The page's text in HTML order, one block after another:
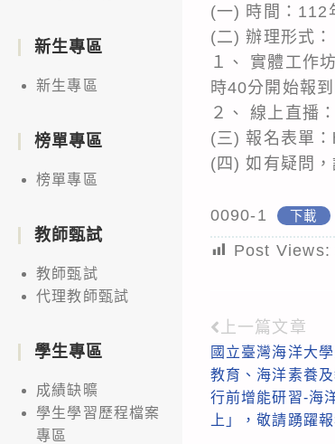
(一) 時間：112
(二) 辦理形式：
１、 實體工作
時40分開始報到
２、 線上直播
(三) 報名表單
(四) 如有疑問
0090-1 下載
Post Views:
Read
more
articles
上一篇文章
國立臺灣海洋大
教育、海洋素養
行前增能研習-海
上」，敬請踴躍
新生專區
新生專區
榜單專區
榜單專區
教師甄試
教師甄試
代理教師甄試
學生專區
成績缺曠
學生學習歷程檔案
專區